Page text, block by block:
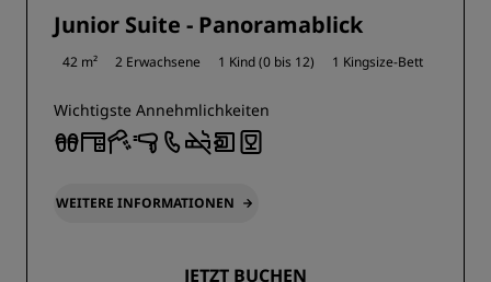
Junior Suite - Panoramablick
42 m² 2 Erwachsene 1 Kind (0 bis 12) 1 Kingsize-Bett
Wichtigste Annehmlichkeiten
WEITERE INFORMATIONEN
JETZT BUCHEN